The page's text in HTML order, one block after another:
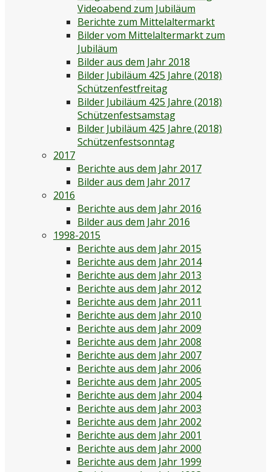
Videoabend zum Jubiläum
Berichte zum Mittelaltermarkt
Bilder vom Mittelaltermarkt zum
Jubiläum
Bilder aus dem Jahr 2018
Bilder Jubiläum 425 Jahre (2018)
Schützenfestfreitag
Bilder Jubiläum 425 Jahre (2018)
Schützenfestsamstag
Bilder Jubiläum 425 Jahre (2018)
Schützenfestsonntag
2017
Berichte aus dem Jahr 2017
Bilder aus dem Jahr 2017
2016
Berichte aus dem Jahr 2016
Bilder aus dem Jahr 2016
1998-2015
Berichte aus dem Jahr 2015
Berichte aus dem Jahr 2014
Berichte aus dem Jahr 2013
Berichte aus dem Jahr 2012
Berichte aus dem Jahr 2011
Berichte aus dem Jahr 2010
Berichte aus dem Jahr 2009
Berichte aus dem Jahr 2008
Berichte aus dem Jahr 2007
Berichte aus dem Jahr 2006
Berichte aus dem Jahr 2005
Berichte aus dem Jahr 2004
Berichte aus dem Jahr 2003
Berichte aus dem Jahr 2002
Berichte aus dem Jahr 2001
Berichte aus dem Jahr 2000
Berichte aus dem Jahr 1999